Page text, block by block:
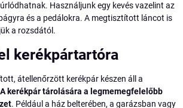
Használjunk egy kevés vazelint az
és a pedálokra. A megtisztított láncot is
a rozsdától.
kerékpártartóra
átellenőrzött kerékpár készen áll a
A kerékpár tárolására a legmemegfelelőbb
. Például a ház belterében, a garázsban vagy